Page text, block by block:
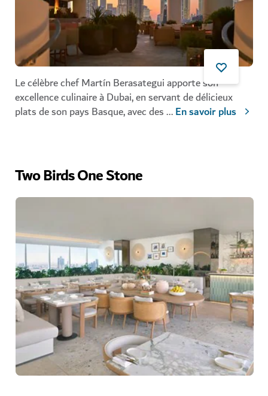
Le célèbre chef Martín Berasategui apporte son
excellence culinaire à Dubai, en servant de délicieux
plats de son pays Basque, avec des...En savoir plus
Two Birds One Stone